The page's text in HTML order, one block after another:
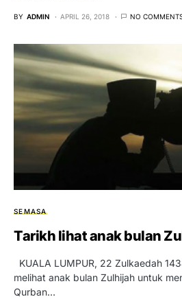
BY ADMIN APRIL 26, 2018 NO
SEMASA
Tarikh lihat anak bulan
KUALA LUMPUR, 22 Zulkaedah
melihat anak bulan Zulhijah untuk
Qurban…